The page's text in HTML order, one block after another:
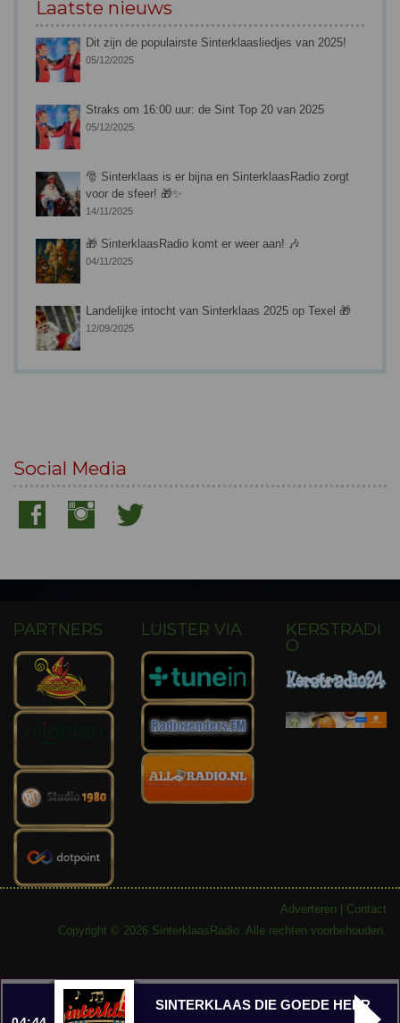
Laatste nieuws
Dit zijn de populairste Sinterklaasliedjes van 2025!
05/12/2025
Straks om 16:00 uur: de Sint Top 20 van 2025
05/12/2025
🎅 Sinterklaas is er bijna en SinterklaasRadio zorgt
voor de sfeer! 🎁✨
14/11/2025
🎁 SinterklaasRadio komt er weer aan! 🎶
04/11/2025
Landelijke intocht van Sinterklaas 2025 op Texel 🎁
12/09/2025
Social Media
PARTNERS LUISTER VIA
KERSTRADI
O
Adverteren
Contact
Copyright © 2026 SinterklaasRadio. Alle rechten voorbehouden.
SINTERKLAAS DIE GOEDE HEER